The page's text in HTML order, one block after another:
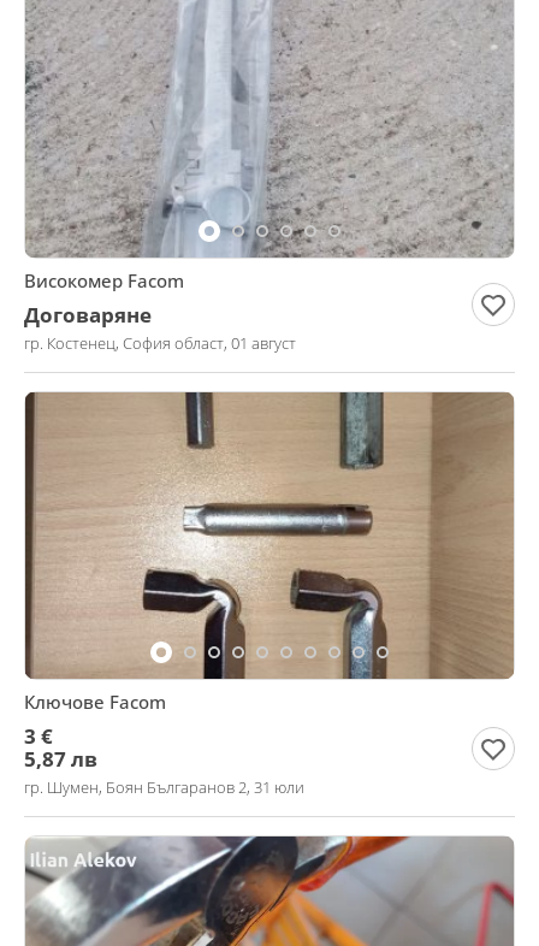
Високомер Facom
Договаряне
гр. Костенец, София област, 01 август
Ключове Facom
3 €
5,87 лв
гр. Шумен, Боян Българанов 2, 31 юли